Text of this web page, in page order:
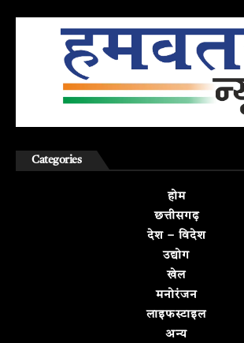
Categories
होम
छत्तीसगढ़
देश – विदेश
उद्योग
खेल
मनोरंजन
लाइफस्टाइल
अन्य